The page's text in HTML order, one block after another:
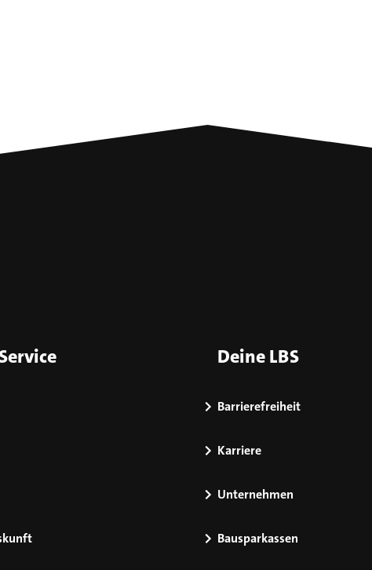
Deine LBS
Barrierefreiheit
Karriere
Unternehmen
Bausparkassen